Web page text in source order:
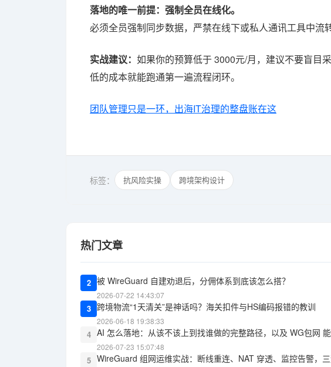
落地的唯一前提：强制全员在线化。
必须全员强制同步数据，严禁在线下或私人通讯工具中流
实战建议： 如果你的预算低于 3000元/月，建议不要盲目
低的成本就能跑通第一遍流程闭环。
团队管理只是一环，出海IT治理的整盘账在这
标签： 抗风险实操 跨境架构设计
热门文章
2 被 WireGuard 自建劝退后，分佣体系到底该怎么搭？
2026-07-22 14:43:07
3 跨境物流“1天清关”是神话吗？海关扣件与HS编码报错的教训
2026-06-18 19:38:33
4 AI 怎么落地：从该不该上到找谁做的完整路径，以及 WG包网
2026-07-23 15:07:48
5 WireGuard 组网运维实战：断线重连、NAT 穿透、监控告警，